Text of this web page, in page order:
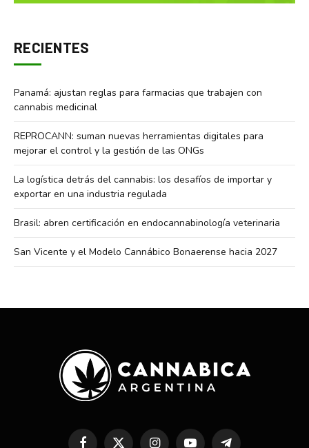
RECIENTES
Panamá: ajustan reglas para farmacias que trabajen con
cannabis medicinal
REPROCANN: suman nuevas herramientas digitales para
mejorar el control y la gestión de las ONGs
La logística detrás del cannabis: los desafíos de importar y
exportar en una industria regulada
Brasil: abren certificación en endocannabinología veterinaria
San Vicente y el Modelo Cannábico Bonaerense hacia 2027